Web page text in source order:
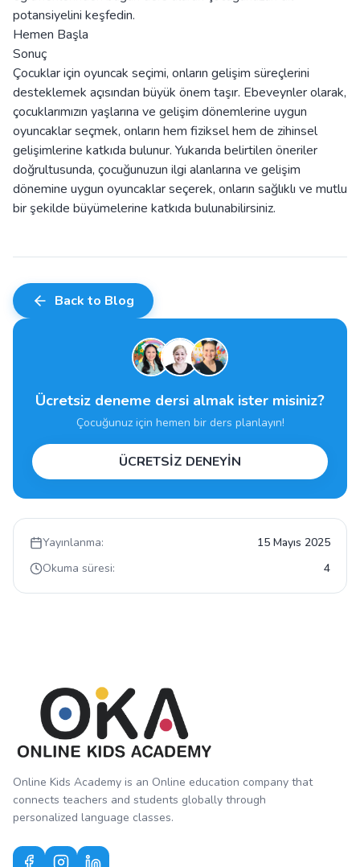
potansiyelini keşfedin.
Hemen Başla
Sonuç
Çocuklar için oyuncak seçimi, onların gelişim süreçlerini
desteklemek açısından büyük önem taşır. Ebeveynler olarak,
çocuklarımızın yaşlarına ve gelişim dönemlerine uygun
oyuncaklar seçmek, onların hem fiziksel hem de zihinsel
gelişimlerine katkıda bulunur. Yukarıda belirtilen öneriler
doğrultusunda, çocuğunuzun ilgi alanlarına ve gelişim
dönemine uygun oyuncaklar seçerek, onların sağlıklı ve mutlu
bir şekilde büyümelerine katkıda bulunabilirsiniz.
Back to Blog
Ücretsiz deneme dersi almak ister misiniz?
Çocuğunuz için hemen bir ders planlayın!
ÜCRETSİZ DENEYİN
Yayınlanma:
15 Mayıs 2025
Okuma süresi:
4
Online Kids Academy is an Online education company that
connects teachers and students globally through
personalized language classes.